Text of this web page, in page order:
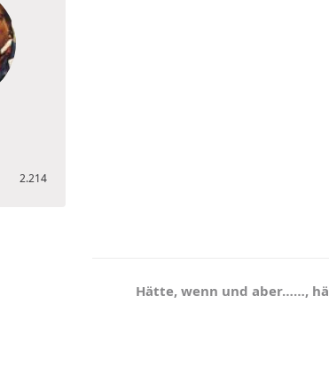
2.214
Hätte, wenn und aber……,